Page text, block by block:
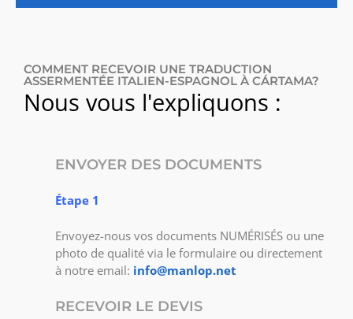
COMMENT RECEVOIR UNE TRADUCTION
ASSERMENTÉE ITALIEN-ESPAGNOL À CÁRTAMA?
Nous vous l'expliquons :
ENVOYER DES DOCUMENTS
Étape 1
Envoyez-nous vos documents NUMÉRISÉS ou une
photo de qualité via le formulaire ou directement
à notre email: info@manlop.net
RECEVOIR LE DEVIS